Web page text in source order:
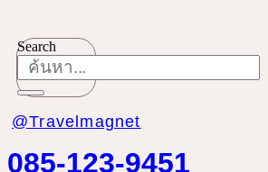
Search
@Travelmagnet
085-123-9451